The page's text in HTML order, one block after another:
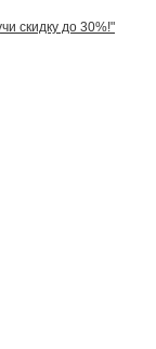
скидку до 30%!"